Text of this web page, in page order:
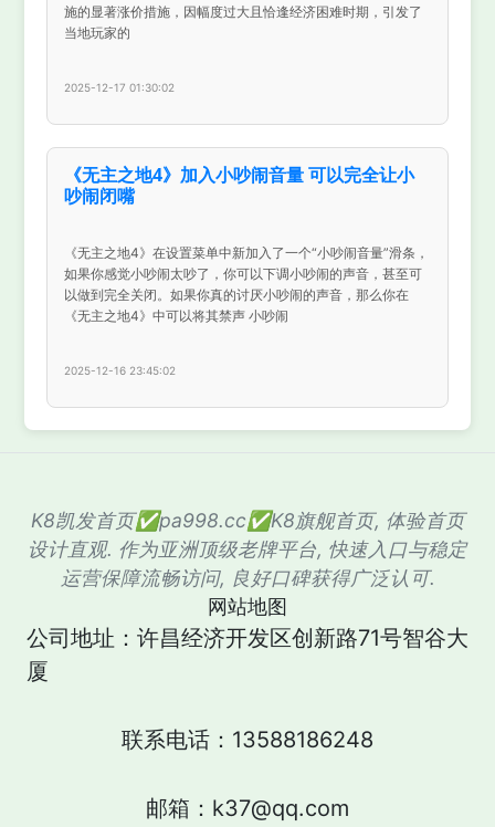
施的显著涨价措施，因幅度过大且恰逢经济困难时期，引发了
当地玩家的
2025-12-17 01:30:02
《无主之地4》加入小吵闹音量 可以完全让小
吵闹闭嘴
《无主之地4》在设置菜单中新加入了一个“小吵闹音量”滑条，
如果你感觉小吵闹太吵了，你可以下调小吵闹的声音，甚至可
以做到完全关闭。如果你真的讨厌小吵闹的声音，那么你在
《无主之地4》中可以将其禁声 小吵闹
2025-12-16 23:45:02
K8凯发首页✅pa998.cc✅K8旗舰首页, 体验首页
设计直观. 作为亚洲顶级老牌平台, 快速入口与稳定
运营保障流畅访问, 良好口碑获得广泛认可.
网站地图
公司地址：许昌经济开发区创新路71号智谷大
厦
联系电话：13588186248
邮箱：k37@qq.com